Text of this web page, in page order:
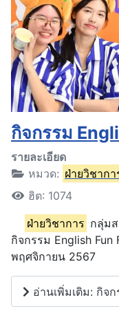
กิจกรรม
รายละเอียด
หมวด: ฝ่ายวิชากา
ฮิต: 1074
ฝ่ายวิชาการ กลุ่มส
กิจกรรม English
พฤศจิกายน 2567
อ่านเพิ่มเติม: กิจ